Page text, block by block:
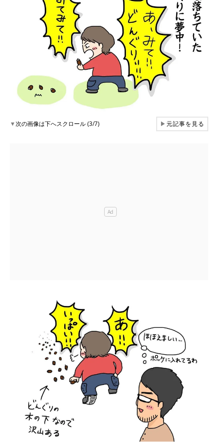
▼次の画像は下へスクロール (3/7) ▶元記事を見る